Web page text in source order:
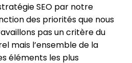
SEO par notre
des priorités que nous
pas un critère du
mais l’ensemble de la
éléments les plus